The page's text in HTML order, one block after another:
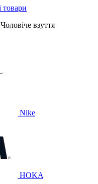
Чоловіче взуття
Nike
HOKA